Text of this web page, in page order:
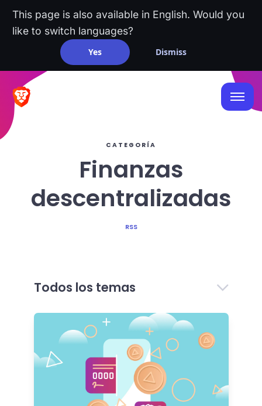
This page is also available in English. Would you
like to switch languages?
Yes Dismiss
CATEGORÍA
Finanzas
descentralizadas
RSS
Todos los temas